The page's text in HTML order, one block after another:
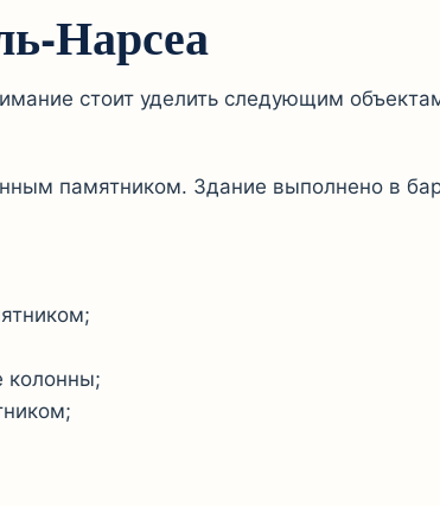
Нарсеа
стоит уделить следующим
памятником. Здание выполнено в
колонны;